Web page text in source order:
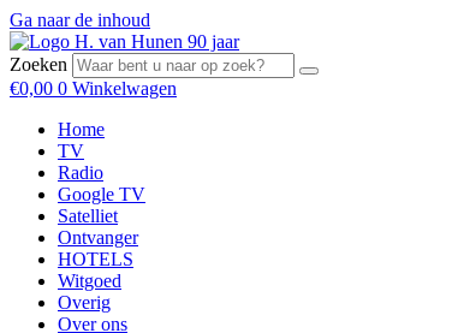
Ga naar de inhoud
Zoeken
€0,00 0 Winkelwagen
Home
TV
Radio
Google TV
Satelliet
Ontvanger
HOTELS
Witgoed
Overig
Over ons